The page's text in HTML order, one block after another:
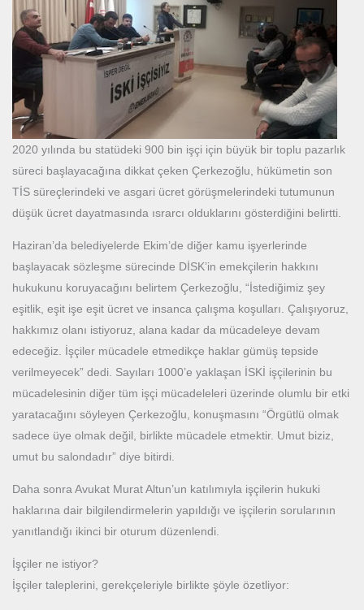
2020 yılında bu statüdeki 900 bin işçi için büyük bir toplu pazarlık
süreci başlayacağına dikkat çeken Çerkezoğlu, hükümetin son
TİS süreçlerindeki ve asgari ücret görüşmelerindeki tutumunun
düşük ücret dayatmasında ısrarcı olduklarını gösterdiğini belirtti.
Haziran’da belediyelerde Ekim’de diğer kamu işyerlerinde
başlayacak sözleşme sürecinde DİSK’in emekçilerin hakkını
hukukunu koruyacağını belirtem Çerkezoğlu, “İstediğimiz şey
eşitlik, eşit işe eşit ücret ve insanca çalışma koşulları. Çalışıyoruz,
hakkımız olanı istiyoruz, alana kadar da mücadeleye devam
edeceğiz. İşçiler mücadele etmedikçe haklar gümüş tepside
verilmeyecek” dedi. Sayıları 1000’e yaklaşan İSKİ işçilerinin bu
mücadelesinin diğer tüm işçi mücadeleleri üzerinde olumlu bir etki
yaratacağını söyleyen Çerkezoğlu, konuşmasını “Örgütlü olmak
sadece üye olmak değil, birlikte mücadele etmektir. Umut biziz,
umut bu salondadır” diye bitirdi.
Daha sonra Avukat Murat Altun’un katılımıyla işçilerin hukuki
haklarına dair bilgilendirmelerin yapıldığı ve işçilerin sorularının
yanıtlandığı ikinci bir oturum düzenlendi.
İşçiler ne istiyor?
İşçiler taleplerini, gerekçeleriyle birlikte şöyle özetliyor: